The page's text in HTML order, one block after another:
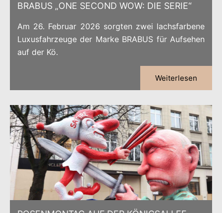
BRABUS „ONE SECOND WOW: DIE SERIE“
Am 26. Februar 2026 sorgten zwei lachsfarbene
Luxusfahrzeuge der Marke BRABUS für Aufsehen
auf der Kö.
Weiterlesen